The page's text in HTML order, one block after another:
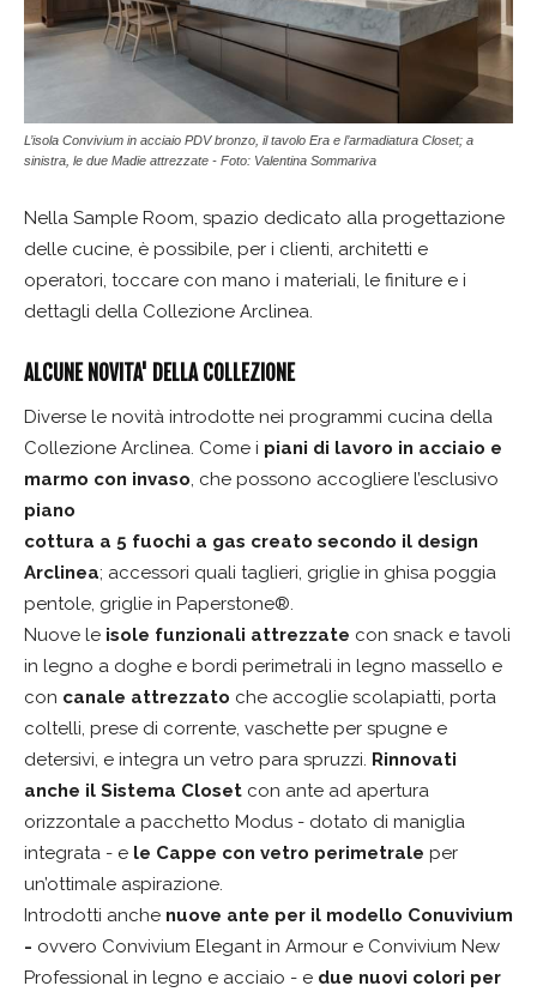
L’isola Convivium in acciaio PDV bronzo, il tavolo Era e l’armadiatura Closet; a
sinistra, le due Madie attrezzate - Foto: Valentina Sommariva
Nella Sample Room, spazio dedicato alla progettazione
delle cucine, è possibile, per i clienti, architetti e
operatori, toccare con mano i materiali, le finiture e i
dettagli della Collezione Arclinea.
ALCUNE NOVITA' DELLA COLLEZIONE
Diverse le novità introdotte nei programmi cucina della
Collezione Arclinea. Come i piani di lavoro in acciaio e
marmo con invaso, che possono accogliere l’esclusivo
piano
cottura a 5 fuochi a gas creato secondo il design
Arclinea; accessori quali taglieri, griglie in ghisa poggia
pentole, griglie in Paperstone®.
Nuove le isole funzionali attrezzate con snack e tavoli
in legno a doghe e bordi perimetrali in legno massello e
con canale attrezzato che accoglie scolapiatti, porta
coltelli, prese di corrente, vaschette per spugne e
detersivi, e integra un vetro para spruzzi. Rinnovati
anche il Sistema Closet con ante ad apertura
orizzontale a pacchetto Modus - dotato di maniglia
integrata - e le Cappe con vetro perimetrale per
un’ottimale aspirazione.
Introdotti anche nuove ante per il modello Conuvivium
- ovvero Convivium Elegant in Armour e Convivium New
Professional in legno e acciaio - e due nuovi colori per